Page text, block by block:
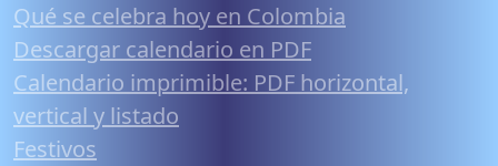
Qué se celebra hoy en Colombia
Descargar calendario en PDF
Calendario imprimible: PDF horizontal,
vertical y listado
Festivos